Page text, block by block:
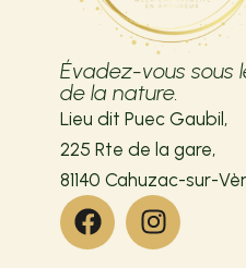
Évadez-vous sous
de la nature.
Lieu dit Puec Gaubil,
225 Rte de la gare,
81140 Cahuzac-sur-